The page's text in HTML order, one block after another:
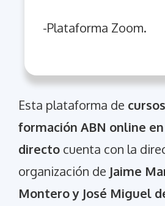
-Plataforma Zoom.
Esta plataforma de
formación ABN online en
directo cuenta con la
organización de Jaime
Montero y José Miguel